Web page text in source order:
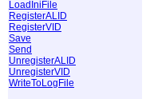
LoadIniFile
RegisterALID
RegisterVID
Save
Send
UnregisterALID
UnregisterVID
WriteToLogFile